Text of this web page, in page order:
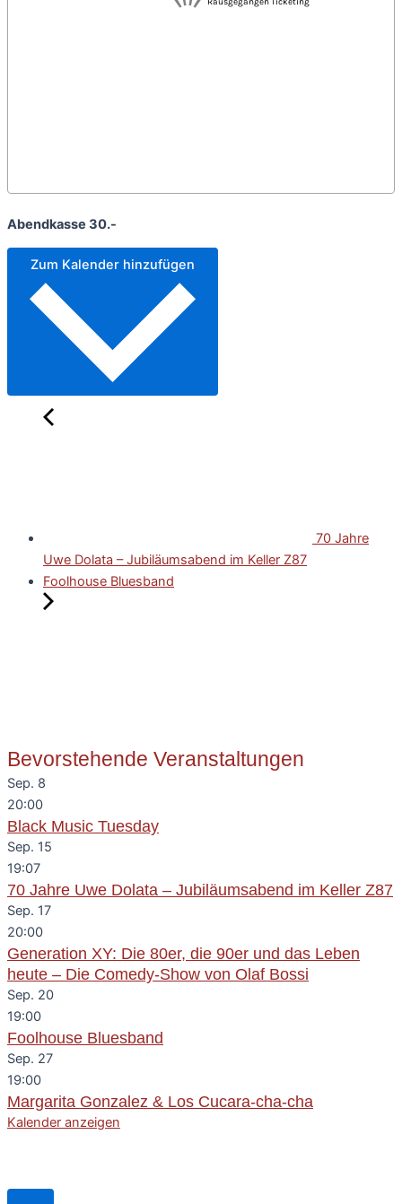
Abendkasse 30.-
70 Jahre
Uwe Dolata – Jubiläumsabend im Keller Z87
Foolhouse Bluesband
Bevorstehende Veranstaltungen
Sep. 8
20:00
Black Music Tuesday
Sep. 15
19:07
70 Jahre Uwe Dolata – Jubiläumsabend im Keller Z87
Sep. 17
20:00
Generation XY: Die 80er, die 90er und das Leben
heute – Die Comedy-Show von Olaf Bossi
Sep. 20
19:00
Foolhouse Bluesband
Sep. 27
19:00
Margarita Gonzalez & Los Cucara-cha-cha
Kalender anzeigen